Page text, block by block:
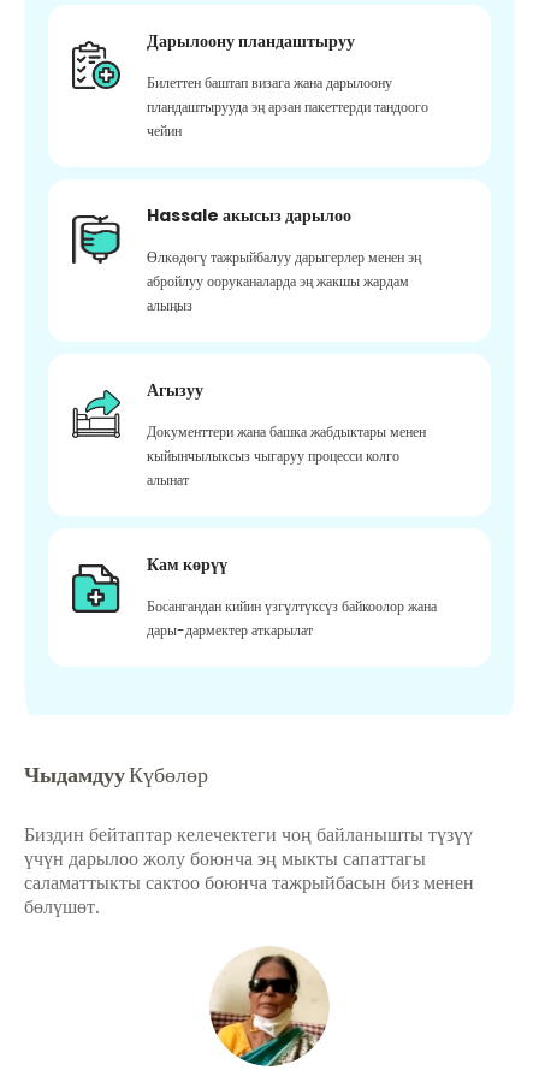
Дарылоону пландаштыруу
Билеттен баштап визага жана дарылоону
пландаштырууда эң арзан пакеттерди тандоого
чейин
Hassale акысыз дарылоо
Өлкөдөгү тажрыйбалуу дарыгерлер менен эң
абройлуу ооруканаларда эң жакшы жардам
алыңыз
Агызуу
Документтери жана башка жабдыктары менен
кыйынчылыксыз чыгаруу процесси колго
алынат
Кам көрүү
Босангандан кийин үзгүлтүксүз байкоолор жана
дары-дармектер аткарылат
ЧыдамдууКүбөлөр
Биздин бейтаптар келечектеги чоң байланышты түзүү
үчүн дарылоо жолу боюнча эң мыкты сапаттагы
саламаттыкты сактоо боюнча тажрыйбасын биз менен
бөлүшөт.